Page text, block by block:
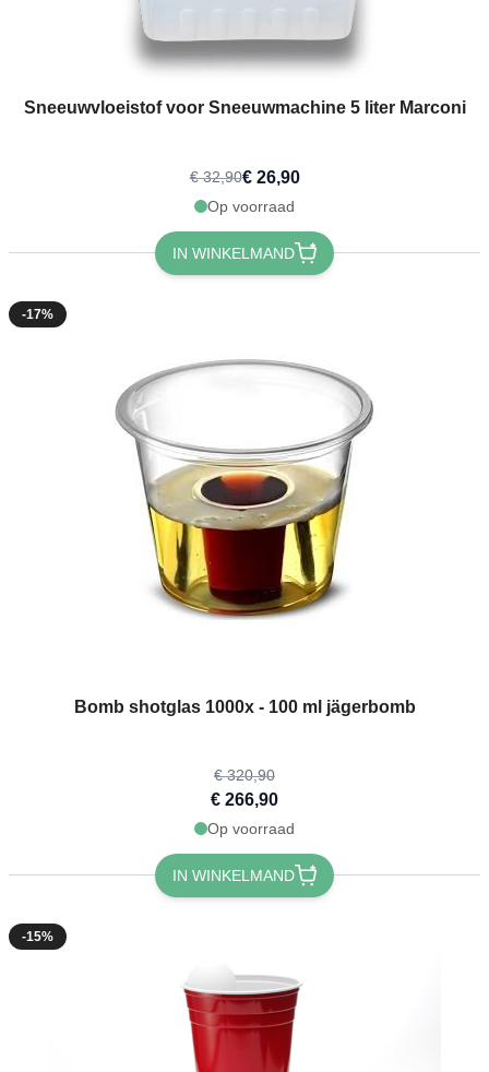
Sneeuwvloeistof voor Sneeuwmachine 5 liter Marconi
€ 32,90€ 26,90
Op voorraad
IN WINKELMAND
-17%
Bomb shotglas 1000x - 100 ml jägerbomb
The price depends on the options chosen on the product page
€ 320,90
€ 266,90
Op voorraad
IN WINKELMAND
-15%